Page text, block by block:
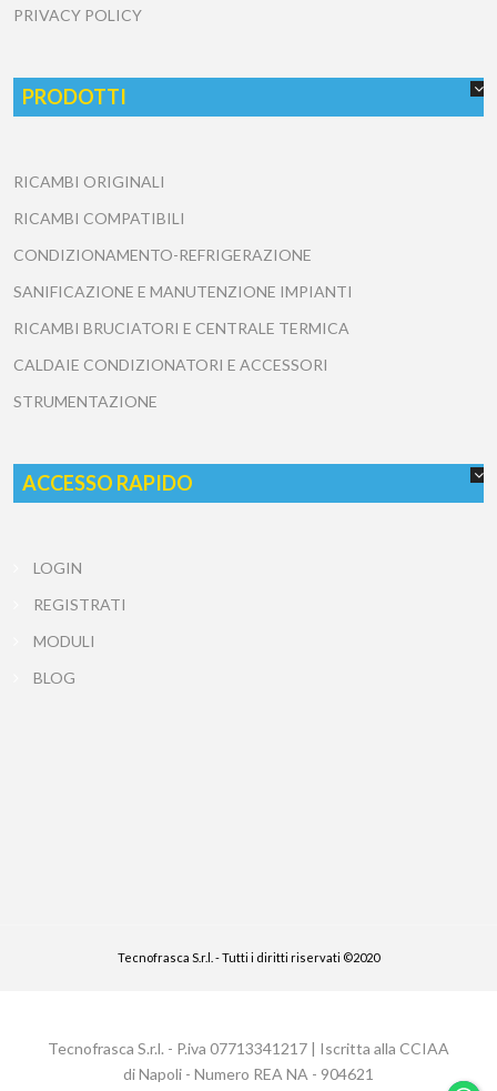
PRIVACY POLICY
PRODOTTI
RICAMBI ORIGINALI
RICAMBI COMPATIBILI
CONDIZIONAMENTO-REFRIGERAZIONE
SANIFICAZIONE E MANUTENZIONE IMPIANTI
RICAMBI BRUCIATORI E CENTRALE TERMICA
CALDAIE CONDIZIONATORI E ACCESSORI
STRUMENTAZIONE
ACCESSO RAPIDO
LOGIN
REGISTRATI
MODULI
BLOG
Tecnofrasca S.r.l. - Tutti i diritti riservati ©2020
Tecnofrasca S.r.l. - P.iva 07713341217 | Iscritta alla CCIAA
di Napoli - Numero REA NA - 904621